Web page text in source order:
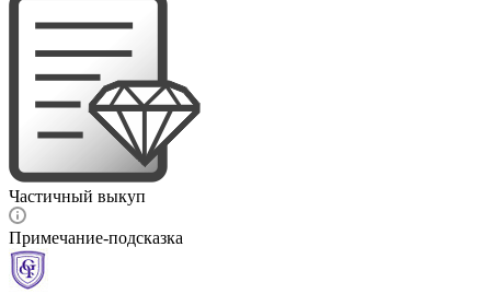
Частичный выкуп
Примечание-подсказка